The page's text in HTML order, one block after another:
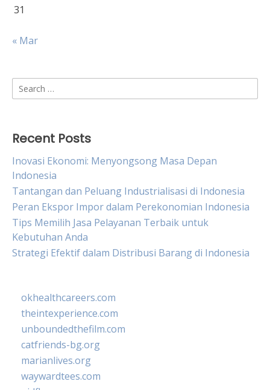
31
« Mar
Search
for:
Recent Posts
Inovasi Ekonomi: Menyongsong Masa Depan
Indonesia
Tantangan dan Peluang Industrialisasi di Indonesia
Peran Ekspor Impor dalam Perekonomian Indonesia
Tips Memilih Jasa Pelayanan Terbaik untuk
Kebutuhan Anda
Strategi Efektif dalam Distribusi Barang di Indonesia
okhealthcareers.com
theintexperience.com
unboundedthefilm.com
catfriends-bg.org
marianlives.org
waywardtees.com